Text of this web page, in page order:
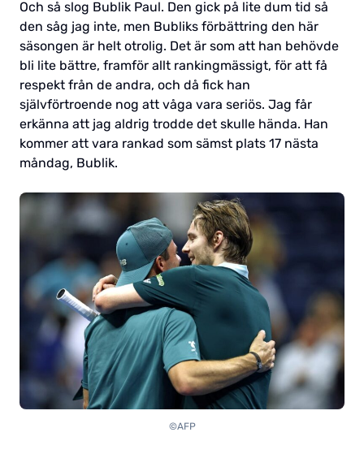
Och så slog Bublik Paul. Den gick på lite dum tid så
den såg jag inte, men Bubliks förbättring den här
säsongen är helt otrolig. Det är som att han behövde
bli lite bättre, framför allt rankingmässigt, för att få
respekt från de andra, och då fick han
självförtroende nog att våga vara seriös. Jag får
erkänna att jag aldrig trodde det skulle hända. Han
kommer att vara rankad som sämst plats 17 nästa
måndag, Bublik.
©AFP